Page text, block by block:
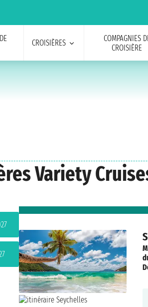
CROISIÈRES
COMPAGNIES
CROISIÈRE
Variety